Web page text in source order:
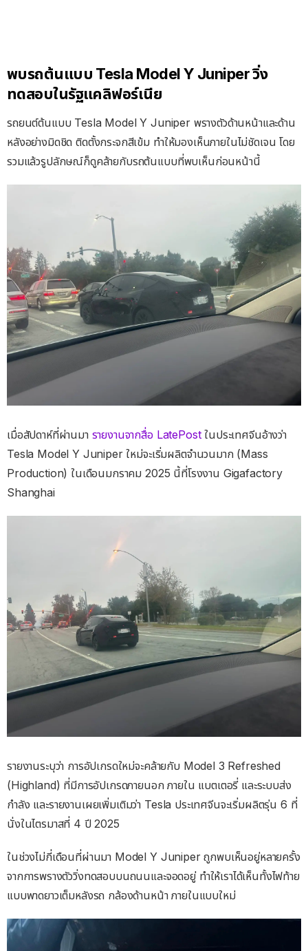
พบรถต้นแบบ Tesla Model Y Juniper วิ่ง
ทดสอบในรัฐแคลิฟอร์เนีย
รถยนต์ต้นแบบ Tesla Model Y Juniper พรางตัวด้านหน้าและด้าน
หลังอย่างมิดชิด ติดตั้งกระจกสีเข้ม ทำให้มองเห็นภายในไม่ชัดเจน โดย
รวมแล้วรูปลักษณ์ก็ดูคล้ายกับรถต้นแบบที่พบเห็นก่อนหน้านี้
เมื่อสัปดาห์ที่ผ่านมา รายงานจากสื่อ LatePostในประเทศจีนอ้างว่า
Tesla Model Y Juniper ใหม่จะเริ่มผลิตจำนวนมาก (Mass
Production) ในเดือนมกราคม 2025 นี้ที่โรงงาน Gigafactory
Shanghai
รายงานระบุว่า การอัปเกรดใหม่จะคล้ายกับ Model 3 Refreshed
(Highland) ที่มีการอัปเกรดภายนอก ภายใน แบตเตอรี่ และระบบส่ง
กำลัง และรายงานเผยเพิ่มเติมว่า Tesla ประเทศจีนจะเริ่มผลิตรุ่น 6 ที่
นั่งในไตรมาสที่ 4 ปี 2025
ในช่วงไม่กี่เดือนที่ผ่านมา Model Y Juniper ถูกพบเห็นอยู่หลายครั้ง
จากการพรางตัววิ่งทดสอบบนถนนและจอดอยู่ ทำให้เราได้เห็นทั้งไฟท้าย
แบบพาดยาวเต็มหลังรถ กล้องด้านหน้า ภายในแบบใหม่